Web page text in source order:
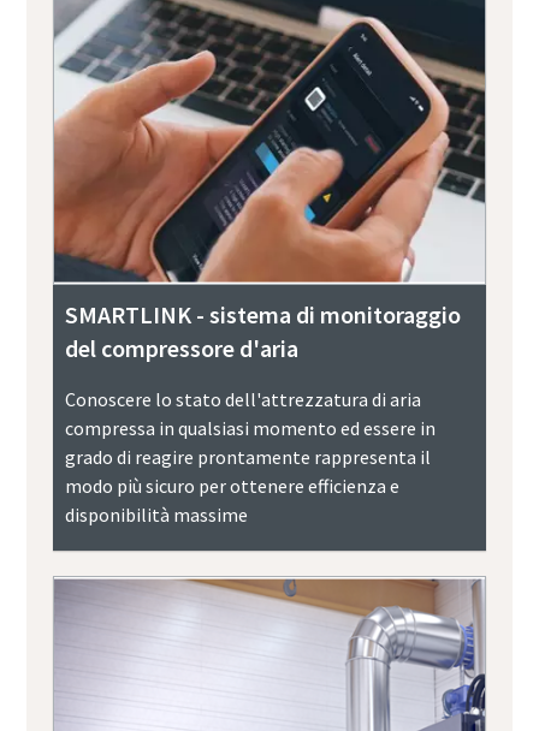
SMARTLINK - sistema di monitoraggio
del compressore d'aria
Conoscere lo stato dell'attrezzatura di aria
compressa in qualsiasi momento ed essere in
grado di reagire prontamente rappresenta il
modo più sicuro per ottenere efficienza e
disponibilità massime